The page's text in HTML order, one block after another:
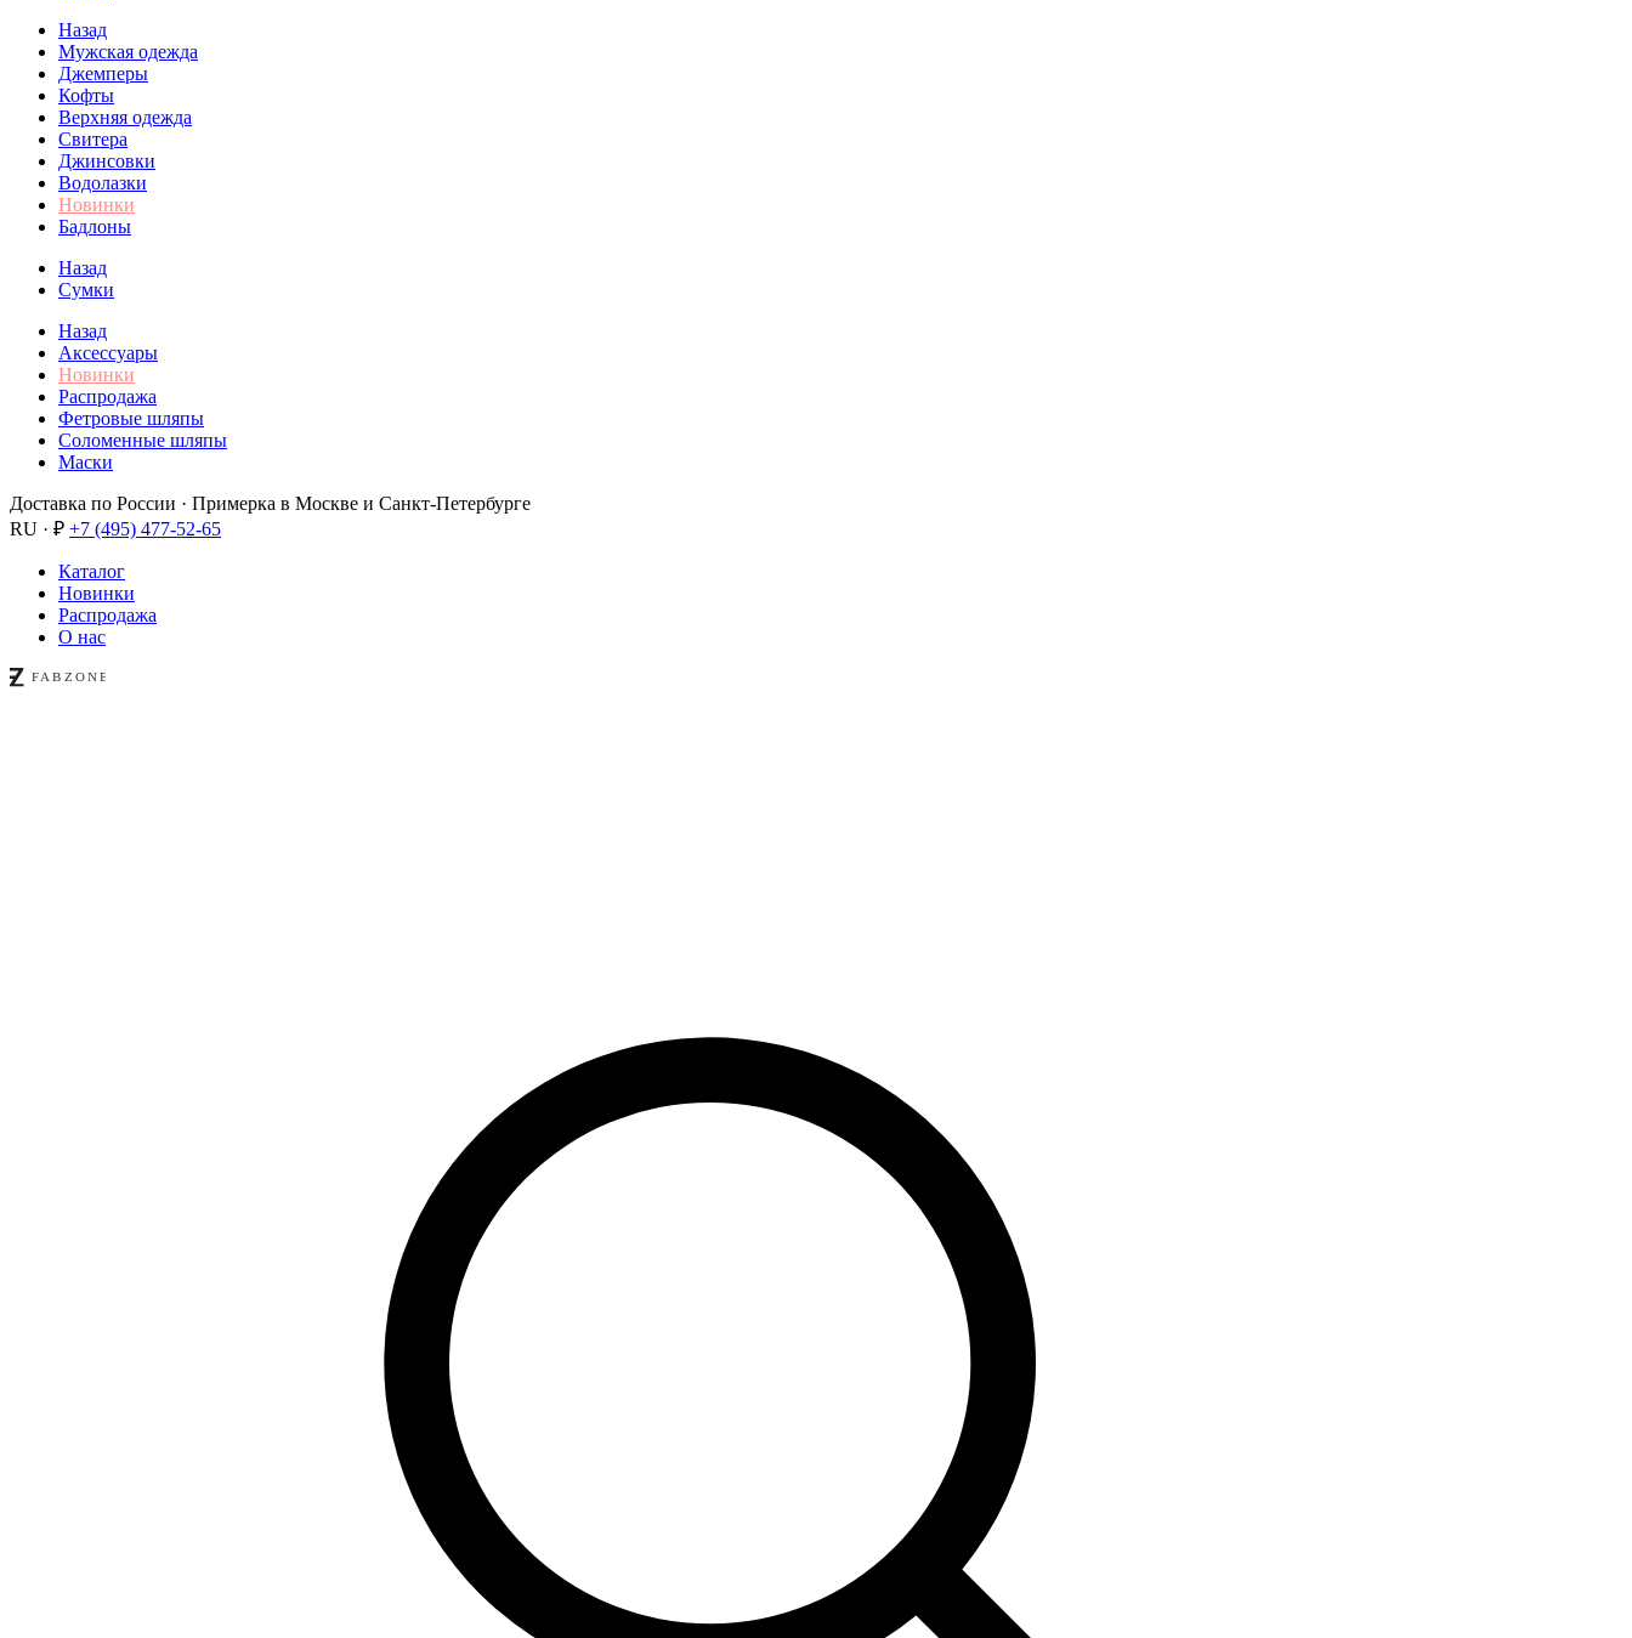
Назад
Мужская одежда
Джемперы
Кофты
Верхняя одежда
Свитера
Джинсовки
Водолазки
Новинки
Бадлоны
Назад
Сумки
Назад
Аксессуары
Новинки
Распродажа
Фетровые шляпы
Соломенные шляпы
Маски
Доставка по России · Примерка в Москве и Санкт-Петербурге
RU · ₽ +7 (495) 477-52-65
Каталог
Новинки
Распродажа
О нас